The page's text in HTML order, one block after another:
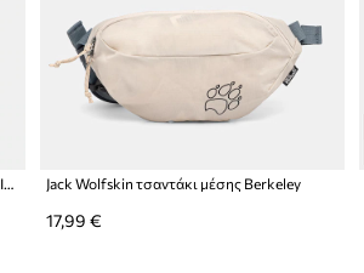
Jack Wolfskin σακίδιο πεζοπορίας VELOCITY LITE Jack Wolfskin τσαντάκι μέσης Berkeley
17,99 €